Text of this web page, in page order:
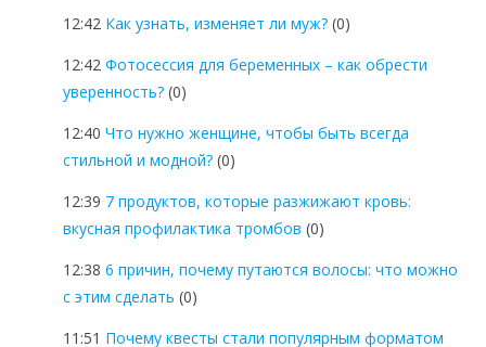
12:42 Как узнать, изменяет ли муж? (0)
12:42 Фотосессия для беременных – как обрести
уверенность? (0)
12:40 Что нужно женщине, чтобы быть всегда
стильной и модной? (0)
12:39 7 продуктов, которые разжижают кровь:
вкусная профилактика тромбов (0)
12:38 6 причин, почему путаются волосы: что можно
с этим сделать (0)
11:51 Почему квесты стали популярным форматом